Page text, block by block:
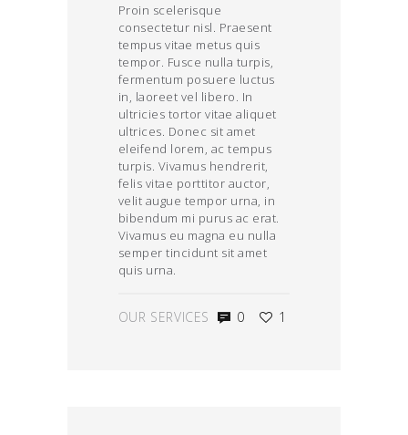
Proin scelerisque
consectetur nisl. Praesent
tempus vitae metus quis
tempor. Fusce nulla turpis,
fermentum posuere luctus
in, laoreet vel libero. In
ultricies tortor vitae aliquet
ultrices. Donec sit amet
eleifend lorem, ac tempus
turpis. Vivamus hendrerit,
felis vitae porttitor auctor,
velit augue tempor urna, in
bibendum mi purus ac erat.
Vivamus eu magna eu nulla
semper tincidunt sit amet
quis urna.
OUR SERVICES 0 1